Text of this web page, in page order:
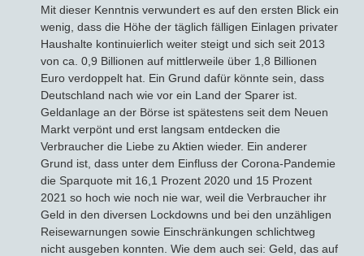
Mit dieser Kenntnis verwundert es auf den ersten Blick ein
wenig, dass die Höhe der täglich fälligen Einlagen privater
Haushalte kontinuierlich weiter steigt und sich seit 2013
von ca. 0,9 Billionen auf mittlerweile über 1,8 Billionen
Euro verdoppelt hat. Ein Grund dafür könnte sein, dass
Deutschland nach wie vor ein Land der Sparer ist.
Geldanlage an der Börse ist spätestens seit dem Neuen
Markt verpönt und erst langsam entdecken die
Verbraucher die Liebe zu Aktien wieder. Ein anderer
Grund ist, dass unter dem Einfluss der Corona-Pandemie
die Sparquote mit 16,1 Prozent 2020 und 15 Prozent
2021 so hoch wie noch nie war, weil die Verbraucher ihr
Geld in den diversen Lockdowns und bei den unzähligen
Reisewarnungen sowie Einschränkungen schlichtweg
nicht ausgeben konnten. Wie dem auch sei: Geld, das auf